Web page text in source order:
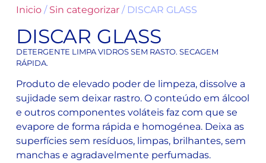
Inicio/ Sin categorizar/ DISCAR GLASS
DISCAR GLASS
DETERGENTE LIMPA VIDROS SEM RASTO. SECAGEM
RÁPIDA.
Produto de elevado poder de limpeza, dissolve a
sujidade sem deixar rastro. O conteúdo em álcool
e outros componentes voláteis faz com que se
evapore de forma rápida e homogénea. Deixa as
superfícies sem resíduos, limpas, brilhantes, sem
manchas e agradavelmente perfumadas.